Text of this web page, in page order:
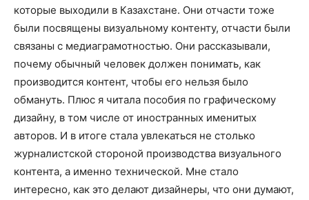
которые выходили в Казахстане. Они отчасти тоже
были посвящены визуальному контенту, отчасти были
связаны с медиаграмотностью. Они рассказывали,
почему обычный человек должен понимать, как
производится контент, чтобы его нельзя было
обмануть. Плюс я читала пособия по графическому
дизайну, в том числе от иностранных именитых
авторов. И в итоге стала увлекаться не столько
журналистской стороной производства визуального
контента, а именно технической. Мне стало
интересно, как это делают дизайнеры, что они думают,